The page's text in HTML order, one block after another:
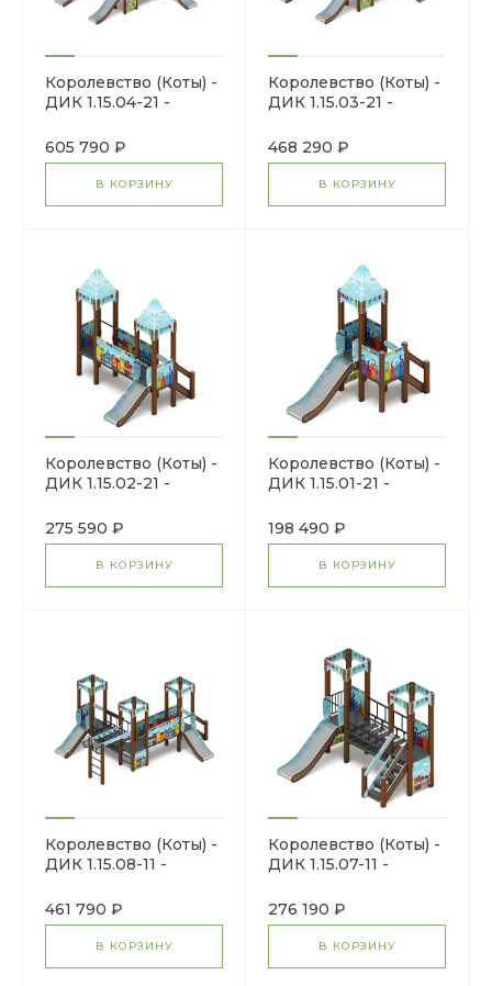
Королевство (Коты) -
ДИК 1.15.04-21 -
H=900
605 790 ₽
В КОРЗИНУ
Королевство (Коты) -
ДИК 1.15.03-21 -
H=900
468 290 ₽
В КОРЗИНУ
Королевство (Коты) -
ДИК 1.15.02-21 -
H=750
275 590 ₽
В КОРЗИНУ
Королевство (Коты) -
ДИК 1.15.01-21 -
H=900
198 490 ₽
В КОРЗИНУ
Королевство (Коты) -
ДИК 1.15.08-11 -
H=750
461 790 ₽
В КОРЗИНУ
Королевство (Коты) -
ДИК 1.15.07-11 -
H=900
276 190 ₽
В КОРЗИНУ